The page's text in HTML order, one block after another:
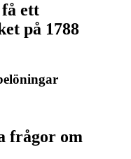
ett
på 1788
frågor om